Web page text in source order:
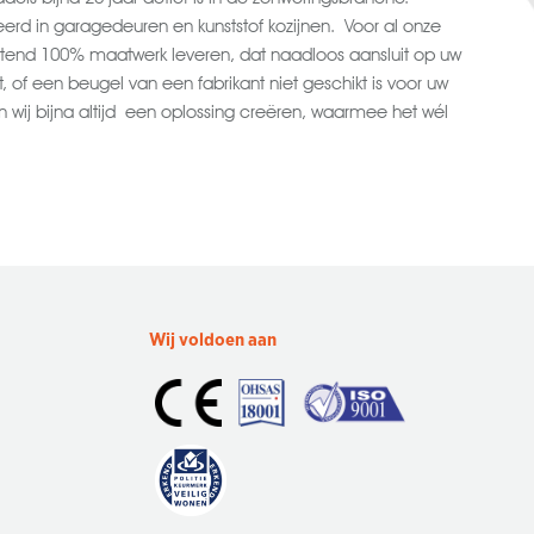
in garagedeuren en kunststof kozijnen. Voor al onze
100% maatwerk leveren, dat naadloos aansluit op uw
of een beugel van een fabrikant niet geschikt is voor uw
wij bijna altijd een oplossing creëren, waarmee het wél
Wij voldoen aan